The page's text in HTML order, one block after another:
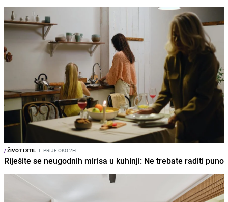
/ŽIVOT I STIL I PRIJE OKO 2H
Riješite se neugodnih mirisa u kuhinji: Ne trebate raditi puno